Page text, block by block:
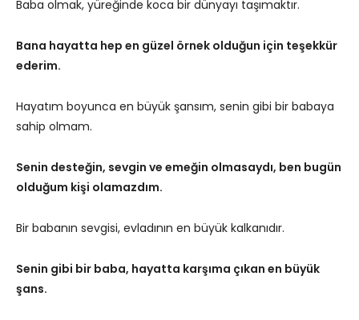
Baba olmak, yüreğinde koca bir dünyayı taşımaktır.
Bana hayatta hep en güzel örnek olduğun için teşekkür
ederim.
Hayatım boyunca en büyük şansım, senin gibi bir babaya
sahip olmam.
Senin desteğin, sevgin ve emeğin olmasaydı, ben bugün
olduğum kişi olamazdım.
Bir babanın sevgisi, evladının en büyük kalkanıdır.
Senin gibi bir baba, hayatta karşıma çıkan en büyük
şans.